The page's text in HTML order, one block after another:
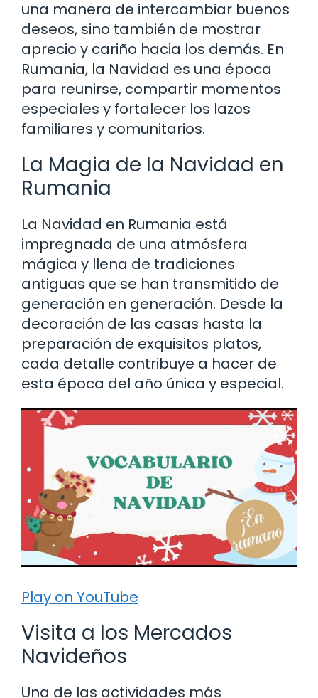
una manera de intercambiar buenos
deseos, sino también de mostrar
aprecio y cariño hacia los demás. En
Rumania, la Navidad es una época
para reunirse, compartir momentos
especiales y fortalecer los lazos
familiares y comunitarios.
La Magia de la Navidad en
Rumania
La Navidad en Rumania está
impregnada de una atmósfera
mágica y llena de tradiciones
antiguas que se han transmitido de
generación en generación. Desde la
decoración de las casas hasta la
preparación de exquisitos platos,
cada detalle contribuye a hacer de
esta época del año única y especial.
Play on YouTube
Visita a los Mercados
Navideños
Una de las actividades más